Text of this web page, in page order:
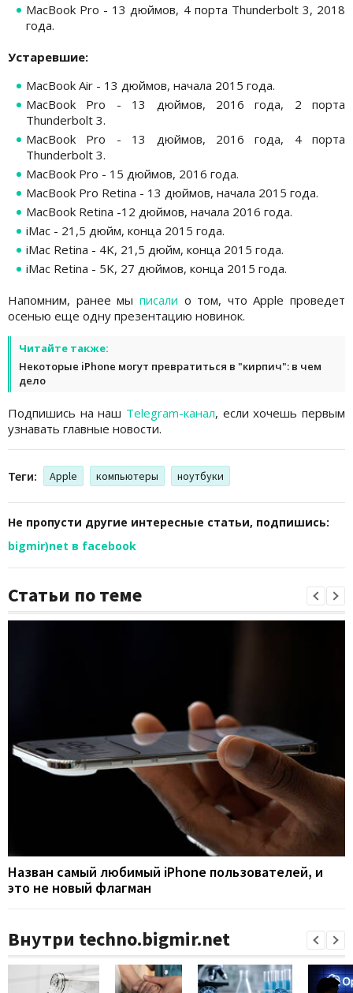
MacBook Pro - 13 дюймов, 4 порта Thunderbolt 3, 2018
года.
Устаревшие:
MacBook Air - 13 дюймов, начала 2015 года.
MacBook Pro - 13 дюймов, 2016 года, 2 порта
Thunderbolt 3.
MacBook Pro - 13 дюймов, 2016 года, 4 порта
Thunderbolt 3.
MacBook Pro - 15 дюймов, 2016 года.
MacBook Pro Retina - 13 дюймов, начала 2015 года.
MacBook Retina -12 дюймов, начала 2016 года.
iMac - 21,5 дюйм, конца 2015 года.
iMac Retina - 4K, 21,5 дюйм, конца 2015 года.
iMac Retina - 5K, 27 дюймов, конца 2015 года.
Напомним, ранее мы писали о том, что Apple проведет
осенью еще одну презентацию новинок.
Читайте также:
Некоторые iPhone могут превратиться в "кирпич": в чем
дело
Подпишись на наш Telegram-канал, если хочешь первым
узнавать главные новости.
Теги: Apple компьютеры ноутбуки
Не пропусти другие интересные статьи, подпишись:
bigmir)net в facebook
Статьи по теме
Назван самый любимый iPhone пользователей, и
это не новый флагман
Внутри techno.bigmir.net